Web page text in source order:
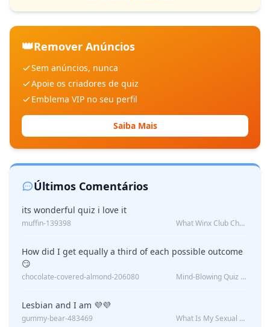
👑Remover Anúncios
Sem anúncios, nunca
Apoie os criadores de quiz
Emblema VIP no seu perfil
Saiba Mais
Últimos Comentários
its wonderful quiz i love it
muffin-139398 What Winx Club Character Are You?
How did I get equally a third of each possible outcome
😏
chocolate-covered-almond-206080 Mind-Blowing Quiz Reveals: Will I Be Alone Forever?
Lesbian and I am 💜💜
gummy-bear-483469 What Is My Sexual Orientation: Uncovered